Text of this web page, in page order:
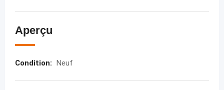
Aperçu
Condition: Neuf